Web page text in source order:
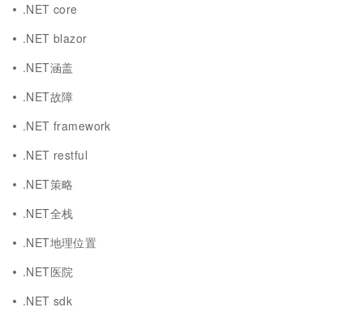
.NET core
.NET blazor
.NET涵盖
.NET故障
.NET framework
.NET restful
.NET策略
.NET全栈
.NET地理位置
.NET医院
.NET sdk